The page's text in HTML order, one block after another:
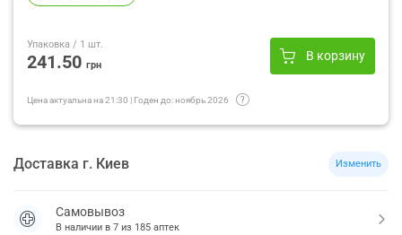
Упаковка / 1 шт.
241.50 грн
В корзину
Цена актуальна на21:30 | Годен до:ноябрь 2026
Доставка г. Киев Изменить
Самовывоз
В наличии в 7 из 185 аптек